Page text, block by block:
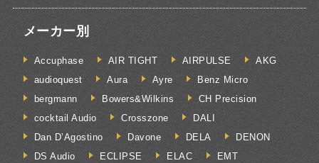
メーカー別
Accuphase AIR TIGHT AIRPULSE
AKG
audioquest
Aura Ayre
Benz Micro
bergmann
Bowers&Wilkins
CH Precision
cocktail Audio
Crosszone
DALI
Dan D’Agostino
Davone DELA
DENON
DS Audio
ECLIPSE ELAC
EMT